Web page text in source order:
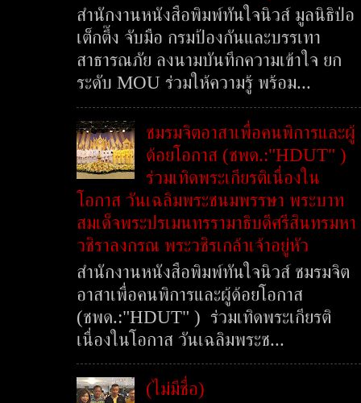
สำนักงานหนังสือพิมพ์ทันใจนิวส์ มูลนิธิป่อ
เต็กตึ๊ง จับมือ กรมป้องกันและบรรเทา
สาธารณภัย ลงนามบันทึกความเข้าใจ ยก
ระดับ MOU ร่วมให้ความรู้ พร้อม...
ชมรมจิตอาสาเพื่อคนพิการและผู้
ด้อยโอกาส (ชพด.:"HDUT" )
ร่วมเทิดพระเกียรติเนื่องใน
โอกาส วันเฉลิมพระชนมพรรษา พระบาท
สมเด็จพระปรเมนทรรามาธิบดีศรีสินทรมหา
วชิราลงกรณ พระวชิรเกล้าเจ้าอยู่หัว
สำนักงานหนังสือพิมพ์ทันใจนิวส์ ชมรมจิต
อาสาเพื่อคนพิการและผู้ด้อยโอกาส
(ชพด.:"HDUT" ) ร่วมเทิดพระเกียรติ
เนื่องในโอกาส วันเฉลิมพระช...
(ไม่มีชื่อ)